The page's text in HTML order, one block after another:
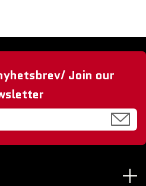
Join our